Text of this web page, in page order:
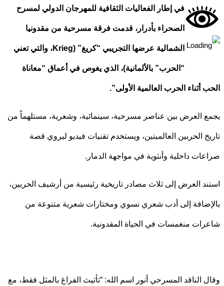
في إطار الفعاليات الثقافية للمهرجان الدولي لمسرح
الصحراء بأدرار، قدمت فرقة مسرحية من مقدونيا
الشمالية عرضها التجريبي “كريغ” (Krieg، والتي تعني
“الحرب” بالألمانية)، الذي يغوص في أعماق “معاناة
أثناء الحرب العالمية الأولى”.
العرض بين عناصر مسرحية، سينمائية، وشعرية، مستلهماً من
الحربين العالميتين، ويستخدم تقنيات فيديو ليروي قصة
داخلية وأنثوية في مواجهة الدمار.
العرض إلى ثلاث مصادر تاريخية رئيسية من أرشيف الحربين،
إلى أدب شعري نسوي ومختارات شعرية متنوعة من
منغمسات في الحياة المقدونية.
الناقد المسرحي أنور اسم الله: “تأثيث الفراغ بالمثل فقط، مع